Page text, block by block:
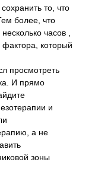
то, что
более, что
часов ,
фактора, который
просмотреть
И прямо
и
а не
зоны